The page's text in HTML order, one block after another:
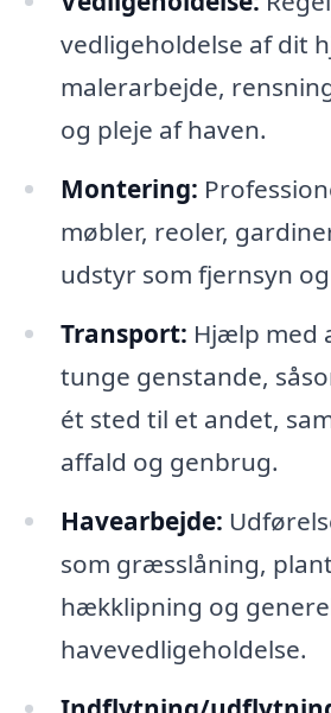
vedligeholdelse af dit
malerarbejde,
og pleje af haven.
Montering:
møbler, reoler,
udstyr som fjernsyn
Transport: Hjælp med
tunge genstande,
ét sted til et andet,
affald og genbrug.
Havearbejde:
som græsslåning,
hækklipning og
havevedligeholdelse.